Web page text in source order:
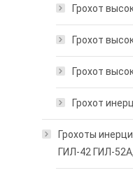
Грохот
Грохот
Грохот
Грохот
Грохоты
ГИЛ-42 ГИЛ-